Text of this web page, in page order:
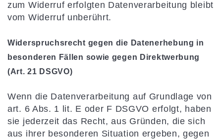
zum Widerruf erfolgten Datenverarbeitung bleibt
vom Widerruf unberührt.
Widerspruchsrecht gegen die Datenerhebung in
besonderen Fällen sowie gegen Direktwerbung
(Art. 21 DSGVO)
Wenn die Datenverarbeitung auf Grundlage von
art. 6 Abs. 1 lit. E oder F DSGVO erfolgt, haben
sie jederzeit das Recht, aus Gründen, die sich
aus ihrer besonderen Situation ergeben, gegen